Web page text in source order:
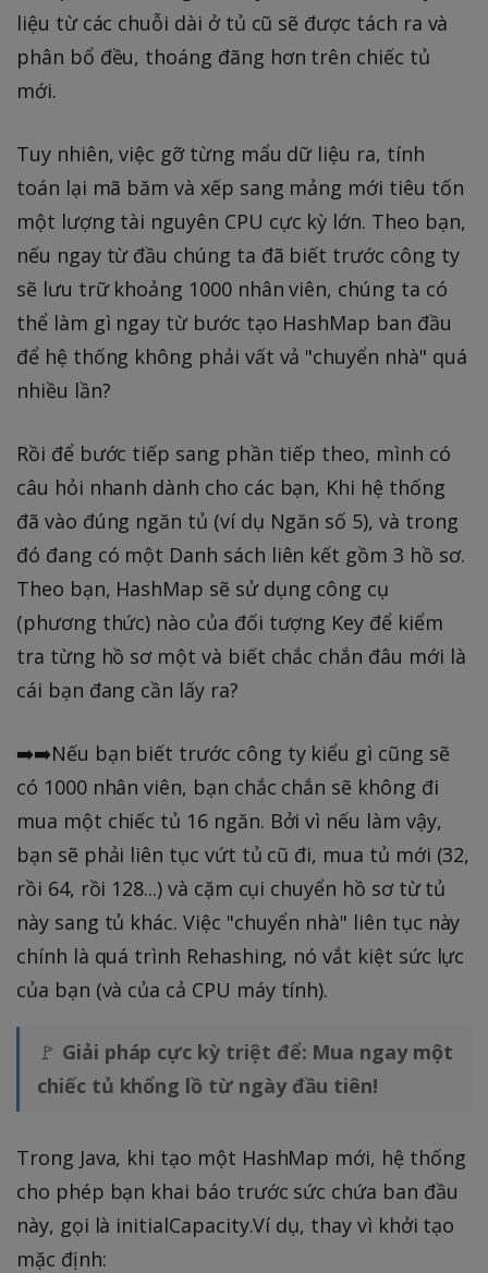
liệu từ các chuỗi dài ở tủ cũ sẽ được tách ra và
phân bổ đều, thoáng đãng hơn trên chiếc tủ
mới.
Tuy nhiên, việc gỡ từng mẩu dữ liệu ra, tính
toán lại mã băm và xếp sang mảng mới tiêu tốn
một lượng tài nguyên CPU cực kỳ lớn. Theo bạn,
nếu ngay từ đầu chúng ta đã biết trước công ty
sẽ lưu trữ khoảng 1000 nhân viên, chúng ta có
thể làm gì ngay từ bước tạo HashMap ban đầu
để hệ thống không phải vất vả "chuyển nhà" quá
nhiều lần?
Rồi để bước tiếp sang phần tiếp theo, mình có
câu hỏi nhanh dành cho các bạn, Khi hệ thống
đã vào đúng ngăn tủ (ví dụ Ngăn số 5), và trong
đó đang có một Danh sách liên kết gồm 3 hồ sơ.
Theo bạn, HashMap sẽ sử dụng công cụ
(phương thức) nào của đối tượng Key để kiểm
tra từng hồ sơ một và biết chắc chắn đâu mới là
cái bạn đang cần lấy ra?
➡️➡️Nếu bạn biết trước công ty kiểu gì cũng sẽ
có 1000 nhân viên, bạn chắc chắn sẽ không đi
mua một chiếc tủ 16 ngăn. Bởi vì nếu làm vậy,
bạn sẽ phải liên tục vứt tủ cũ đi, mua tủ mới (32,
rồi 64, rồi 128...) và cặm cụi chuyển hồ sơ từ tủ
này sang tủ khác. Việc "chuyển nhà" liên tục này
chính là quá trình Rehashing, nó vắt kiệt sức lực
của bạn (và của cả CPU máy tính).
🚩 Giải pháp cực kỳ triệt để: Mua ngay một
chiếc tủ khổng lồ từ ngày đầu tiên!
Trong Java, khi tạo một HashMap mới, hệ thống
cho phép bạn khai báo trước sức chứa ban đầu
này, gọi là initialCapacity.Ví dụ, thay vì khởi tạo
mặc định: